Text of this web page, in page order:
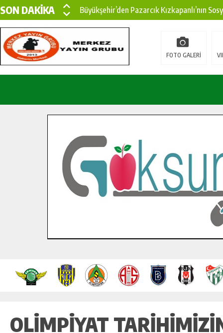
SON DAKİKA
Büyükşehir’den Pazarcık Kızkapanlı’nın
Büyükşehir’den Pazarcık Kırsalına Modern
Çin’den KSÜ’ye Uluslararası Başarı:
İlçe Jandarma Komutanı Karakaya’dan
Bertiz’in Yeni Köprüsünde Sona Doğru.
FOTO GALERİ
OLIMPIYAT